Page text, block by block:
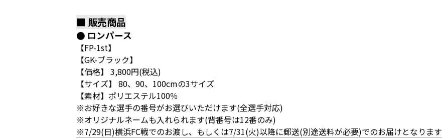
■ 販売商品
● ロンパース
【FP-1st】
【GK-ブラック】
【価格】 3,800円(税込)
【サイズ】 80、90、100cmの3サイズ
【素材】ポリエステル100％
※お好きな選手の番号がお選びいただけます(全選手対応)
※オリジナルネームも入れられます(背番号は12番のみ)
※7/29(日)横浜FC戦でのお渡し、もしくは7/31(火)以降に郵送(別途送料が必要)でのお届けとなります